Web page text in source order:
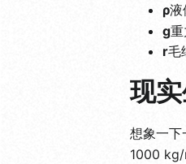
ρ液
g
r毛
现
想象一
1000 kg/